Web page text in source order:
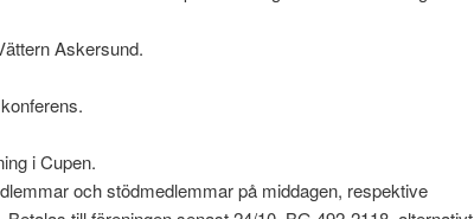
Askersund.
i Cupen.
och stödmedlemmar på middagen, respektive